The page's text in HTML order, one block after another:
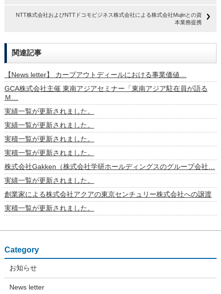
NTT株式会社およびNTTドコモビジネス株式会社による株式会社Mujinとの資
本業務提携
関連記事
【News letter】 カーブアウトディールにおける事業価値…
GCA株式会社主催 東南アジアセミナー「東南アジア駐在員が語る
Ｍ…
実績一覧が更新されました。
実績一覧が更新されました。
実積一覧が更新されました。
実積一覧が更新されました。
株式会社Gakken（株式会社学研ホールディングスのグループ会社…
実績一覧が更新されました。
創業家による株式会社アクアの東京センチュリー株式会社への譲渡
実積一覧が更新されました。
Category
お知らせ
News letter